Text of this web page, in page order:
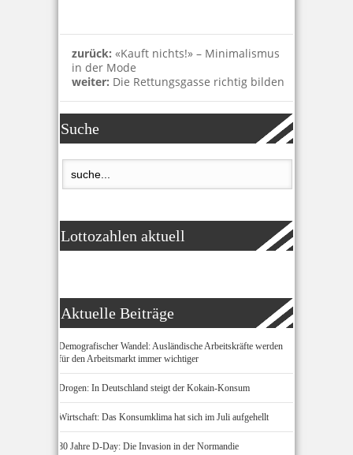
zurück: «Kauft nichts!» – Minimalismus
in der Mode
weiter: Die Rettungsgasse richtig bilden
Suche
Lottozahlen aktuell
Aktuelle Beiträge
Demografischer Wandel: Ausländische Arbeitskräfte werden
für den Arbeitsmarkt immer wichtiger
Drogen: In Deutschland steigt der Kokain-Konsum
Wirtschaft: Das Konsumklima hat sich im Juli aufgehellt
80 Jahre D-Day: Die Invasion in der Normandie